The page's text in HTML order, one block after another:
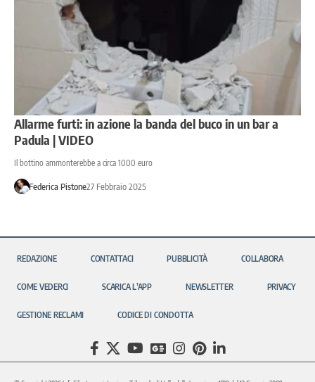
Allarme furti: in azione la banda del buco in un bar a
Padula | VIDEO
Il bottino ammonterebbe a circa 1000 euro
Federica Pistone27 Febbraio 2025
REDAZIONE CONTATTACI PUBBLICITÀ COLLABORA
COME VEDERCI SCARICA L’APP NEWSLETTER PRIVACY
GESTIONE RECLAMI CODICE DI CONDOTTA